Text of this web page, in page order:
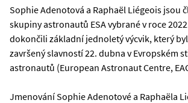
Sophie Adenotová a Raphaël Liégeois jsou
skupiny astronautů ESA vybrané v roce
dokončili základní jednoletý výcvik, který
završený slavností 22. dubna v Evropském
astronautů (European Astronaut Centre,
Jmenování Sophie Adenotové a Raphaëla